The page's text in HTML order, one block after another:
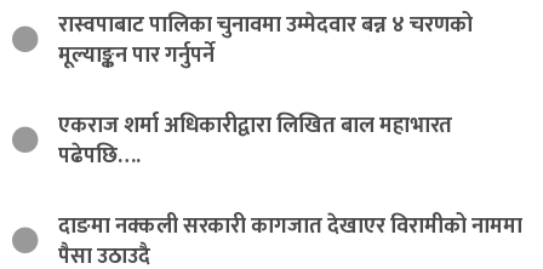
रास्वपाबाट पालिका चुनावमा उम्मेदवार बन्न ४ चरणको
मूल्याङ्कन पार गर्नुपर्ने
एकराज शर्मा अधिकारीद्वारा लिखित बाल महाभारत
पढेपछि….
दाङमा नक्कली सरकारी कागजात देखाएर विरामीको नाममा
पैसा उठाउदै